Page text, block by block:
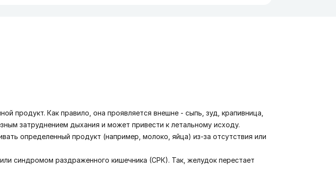
продукт. Как правило, она проявляется внешне - сыпь, зуд, крапивница,
затруднением дыхания и может привести к летальному исходу.
определенный продукт (например, молоко, яйца) из-за отсутствия или
синдромом раздраженного кишечника (СРК). Так, желудок перестает